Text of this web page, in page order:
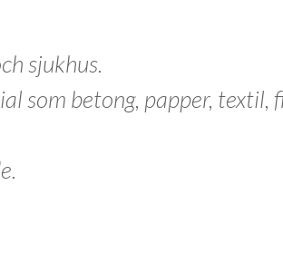
sjukhus.
som betong, papper,